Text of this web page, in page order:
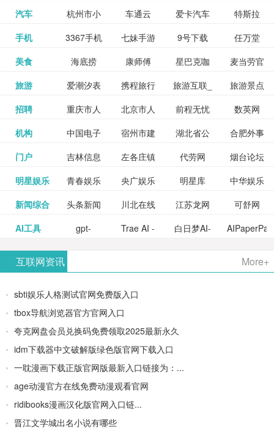
剧，顺便
打分、写
味，豆瓣
电影会推
荐好电影
给你。
辅助神器 网站
完结txt小
说-书本网
纸 华墙纸 产
格莱美墙
纸
更多>>
汽车 杭州市小
客车总量
调控管理
车通云 爱卡汽车
导购
特斯拉
百度有驾
网
更多>>
手机 3367手机
游戏
七妹手游 9号下载
任万堂
游戏邦
更多>>
美食 海底捞 康师傅 星巴克咖
啡
麦当劳官
网
心食谱网 更多>>
旅游 爱潮汐表 携程旅行
网
旅游互联_
景点门票
预订
旅游景点
点评-猫途
鹰
北京旅游
网
更多>>
招聘 重庆市人
力资源和
社会保障
北京市人
力资源和
社会保障
前程无忧
招聘网
数英网
聘才网
更多>>
机构 中国电子
检验检疫
业务网
宿州市建
委网
湖北省公
管局
合肥外事
办
湖北省粮
食局
更多>>
门户 吉林信息
网
左各庄镇
论坛
代劳网
烟台论坛
腾讯充值
中心
更多>>
明星娱乐 青春娱乐
网
央广娱乐
网,
明星库 中华娱乐
网
网易娱乐 更多>>
新闻综合 头条新闻 川北在线 江苏龙网
可舒网
巾帼网
更多>>
AI工具 gpt-
OpenAI最
新AI图像
生成器
Trae AI -
境/深度集
成
Doubao-
1.5-pro与
白日梦AI-
- AI论文写
高质量
PPT
互联网资讯 More+
sbti娱乐人格测试官网免费版入口
tbox导航浏览器官方官网入口
夸克网盘会员兑换码免费领取2025最新永久
idm下载器中文破解版绿色版官网下载入口
一耽漫画下载正版官网版最新入口链接为：...
age动漫官方在线免费动漫观看官网
ridibooks漫画汉化版官网入口链...
晋江文学城出名小说有哪些